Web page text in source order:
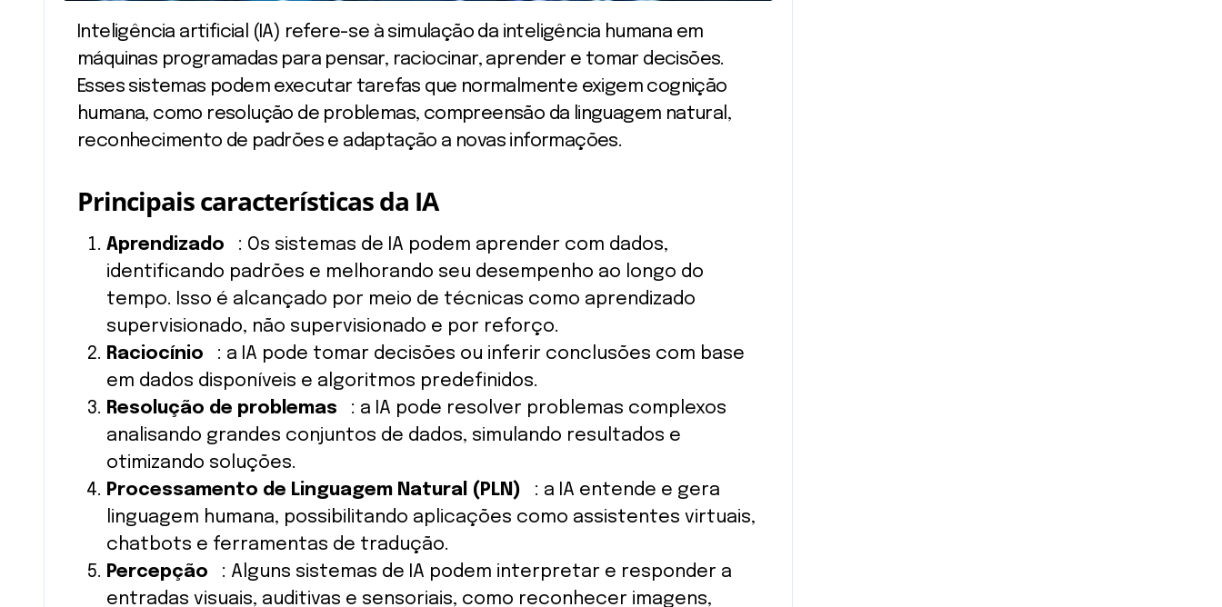
máquinas programadas para pensar, raciocinar, aprender e tomar decisões.
Esses sistemas podem executar tarefas que normalmente exigem cognição
humana, como resolução de problemas, compreensão da linguagem natural,
reconhecimento de padrões e adaptação a novas informações.
Principais características da IA
Aprendizado : Os sistemas de IA podem aprender com dados,
identificando padrões e melhorando seu desempenho ao longo do
tempo. Isso é alcançado por meio de técnicas como aprendizado
supervisionado, não supervisionado e por reforço.
Raciocínio : a IA pode tomar decisões ou inferir conclusões com base
em dados disponíveis e algoritmos predefinidos.
Resolução de problemas : a IA pode resolver problemas complexos
analisando grandes conjuntos de dados, simulando resultados e
otimizando soluções.
Processamento de Linguagem Natural (PLN) : a IA entende e gera
linguagem humana, possibilitando aplicações como assistentes virtuais,
chatbots e ferramentas de tradução.
Percepção : Alguns sistemas de IA podem interpretar e responder a
entradas visuais, auditivas e sensoriais, como reconhecer imagens,